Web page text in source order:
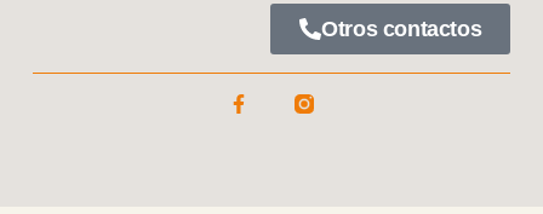
Otros contactos